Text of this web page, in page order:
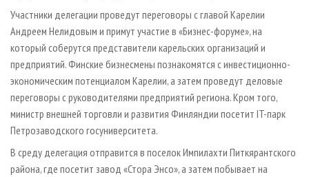
Участники делегации проведут переговоры с главой Карелии
Андреем Нелидовым и примут участие в «Бизнес-форуме», на
который соберутся представители карельских организаций и
предприятий. Финские бизнесмены познакомятся с инвестиционно-
экономическим потенциалом Карелии, а затем проведут деловые
переговоры с руководителями предприятий региона. Кром того,
министр внешней торговли и развития Финляндии посетит IT-парк
Петрозаводского госуниверситета.
В среду делегация отправится в поселок Импилахти Питкярантского
района, где посетит завод «Стора Энсо», а затем побывает на